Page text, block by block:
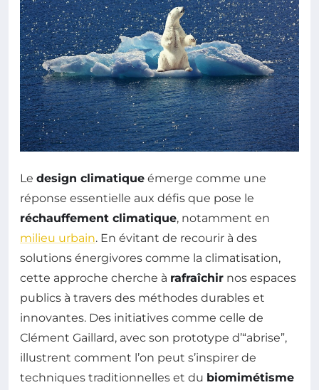
Le design climatique émerge comme une
réponse essentielle aux défis que pose le
réchauffement climatique, notamment en
milieu urbain. En évitant de recourir à des
solutions énergivores comme la climatisation,
cette approche cherche à rafraîchir nos espaces
publics à travers des méthodes durables et
innovantes. Des initiatives comme celle de
Clément Gaillard, avec son prototype d’“abrise”,
illustrent comment l’on peut s’inspirer de
techniques traditionnelles et du biomimétisme